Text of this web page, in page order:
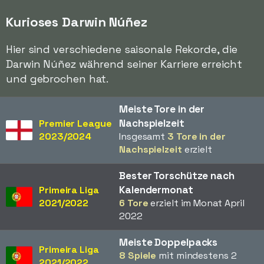
Kurioses Darwin Núñez
Hier sind verschiedene saisonale Rekorde, die
Darwin Núñez während seiner Karriere erreicht
und gebrochen hat.
Premier League
2023/2024
Meiste Tore in der
Nachspielzeit
Insgesamt 3 Tore in der
Nachspielzeit erzielt
Primeira Liga
2021/2022
Bester Torschütze nach
Kalendermonat
6 Toreerzielt im Monat April
2022
Primeira Liga
Meiste Doppelpacks
8 Spiele mit mindestens 2